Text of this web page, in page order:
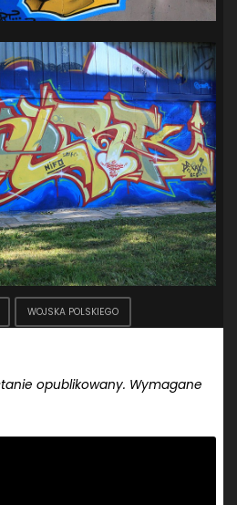
WOJSKA POLSKIEGO
opublikowany. Wymagane